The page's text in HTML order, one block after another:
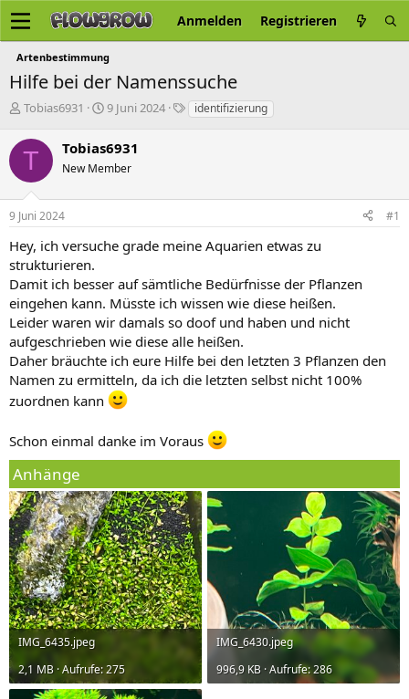
Anmelden Registrieren
Artenbestimmung
Hilfe bei der Namenssuche
E
s
t
l
e
Tobias6931
E
t
e
l
m
9 Juni 2024
S
w
t
identifizierung
T Tobias6931
New Member
9 Juni 2024 #1
Hey, ich versuche grade meine Aquarien etwas zu
strukturieren.
Damit ich besser auf sämtliche Bedürfnisse der Pflanzen
eingehen kann. Müsste ich wissen wie diese heißen.
Leider waren wir damals so doof und haben und nicht
aufgeschrieben wie diese alle heißen.
Daher bräuchte ich eure Hilfe bei den letzten 3 Pflanzen den
Namen zu ermitteln, da ich die letzten selbst nicht 100%
zuordnen kann
Schon einmal danke im Voraus
Anhänge
IMG_6435.jpeg
2,1 MB · Aufrufe: 275
IMG_6430.jpeg
996,9 KB · Aufrufe: 286